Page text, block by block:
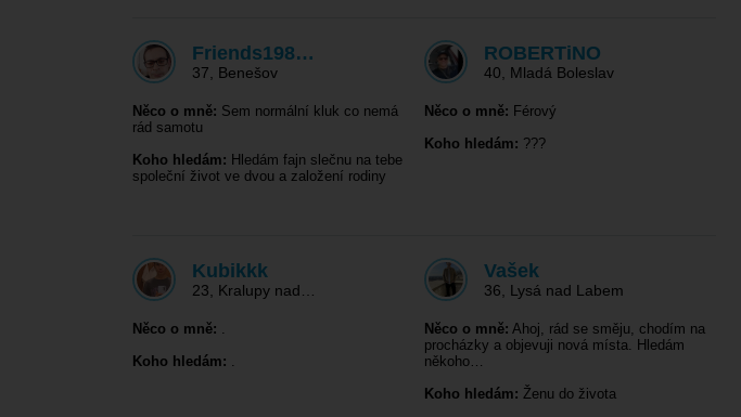
Friends198…
37 Benešov
Něco o mně: Sem normální kluk co nemá
rád samotu
Koho hledám: Hledám fajn slečnu na tebe
společní život ve dvou a založení rodiny
ROBERTiNO
40 Mladá Boleslav
Něco o mně: Férový
Koho hledám: ???
Kubikkk
23 Kralupy nad…
Něco o mně: .
Koho hledám: .
Vašek
36 Lysá nad Labem
Něco o mně: Ahoj, rád se směju, chodím na
procházky a objevuji nová místa. Hledám
někoho…
Koho hledám: Ženu do života